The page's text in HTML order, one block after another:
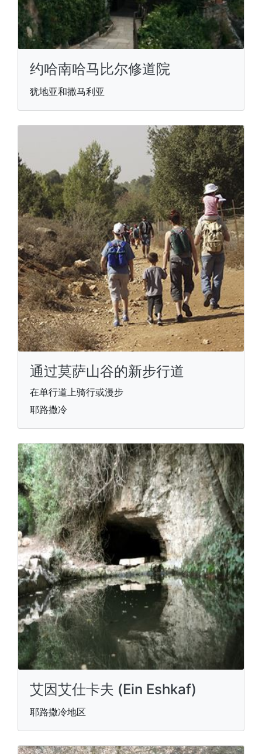
约哈南哈马比尔修道院
犹地亚和撒马利亚
通过莫萨山谷的新步行道
在单行道上骑行或漫步
耶路撒冷
艾因艾仕卡夫 (Ein Eshkaf)
耶路撒冷地区